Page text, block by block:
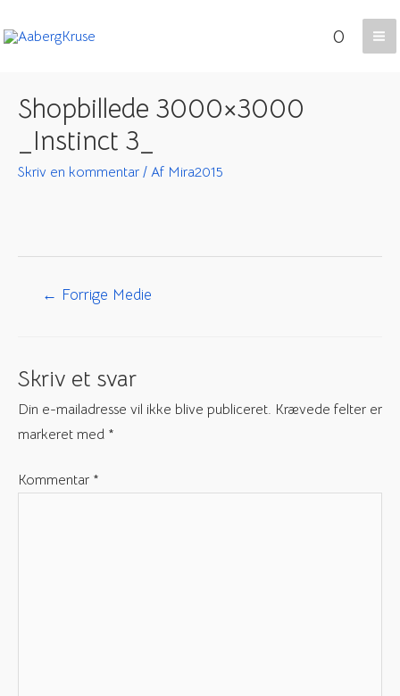
til
0
Shopbillede 3000×3000
_Instinct 3_
Skriv en kommentar / Af Mira2015
Indlægsnavigation
← Forrige Medie
Skriv et svar
Din e-mailadresse vil ikke blive publiceret. Krævede felter er
markeret med *
Kommentar *